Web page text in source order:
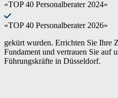
«TOP 40 Personalberater 2024»
«TOP 40 Personalberater 2026»
gekürt wurden. Errichten Sie Ihre
Fundament und vertrauen Sie auf
Führungskräfte in Düsseldorf.